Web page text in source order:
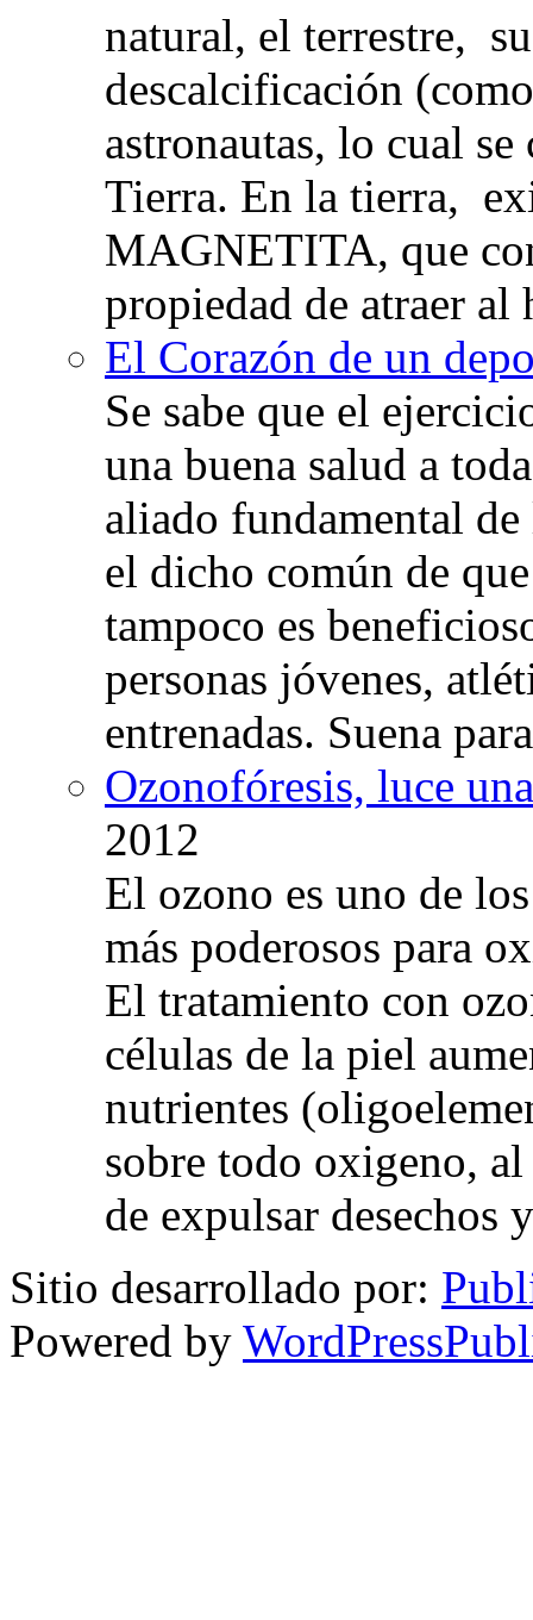
natural, el terrestre,
descalcificación
astronautas, lo cual
Tierra. En la tierra,
MAGNETITA, que
propiedad de atraer
El Corazón de un
Se sabe que el
una buena salud a
aliado fundamental
el dicho común de
tampoco es
personas jóvenes,
entrenadas. Suena
Ozonofóresis, luce
2012
El ozono es uno de
más poderosos para
El tratamiento con
células de la piel
nutrientes
sobre todo oxigeno,
de expulsar
Sitio desarrollado por:
Powered by